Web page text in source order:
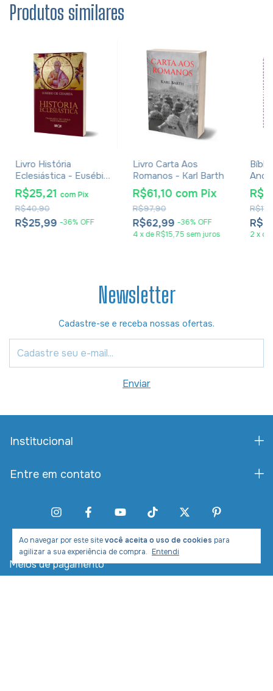
Ao navegar por este sitevocê aceita o uso de cookies para
agilizar a sua experiência de compra. Entendi
Produtos similares
Livro História
Eclesiástica - Eusébio
De Cesareia
R$25,99 -36% OFF
R$40,90
R$25,21 com Pix
Livro Carta Aos
Romanos - Karl Barth
R$62,99 -36% OFF
R$97,90
R$61,10 com Pix
4 xdeR$15,75 sem juros 2 x de
Newsletter
Cadastre-se e receba nossas ofertas.
Institucional
Entre em contato
Meios de pagamento